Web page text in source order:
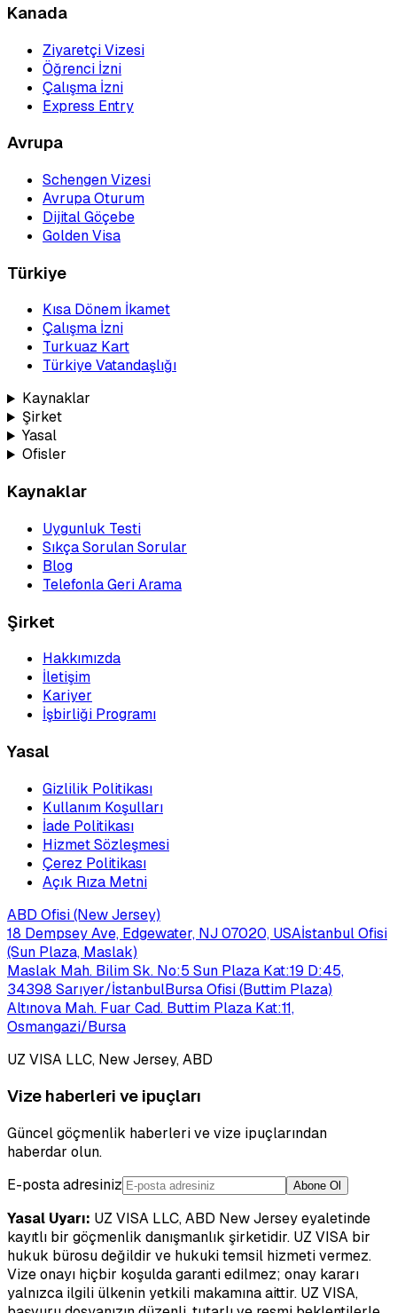
Kanada
Ziyaretçi Vizesi
Öğrenci İzni
Çalışma İzni
Express Entry
Avrupa
Schengen Vizesi
Avrupa Oturum
Dijital Göçebe
Golden Visa
Türkiye
Kısa Dönem İkamet
Çalışma İzni
Turkuaz Kart
Türkiye Vatandaşlığı
Kaynaklar
Şirket
Yasal
Ofisler
Kaynaklar
Uygunluk Testi
Sıkça Sorulan Sorular
Blog
Telefonla Geri Arama
Şirket
Hakkımızda
İletişim
Kariyer
İşbirliği Programı
Yasal
Gizlilik Politikası
Kullanım Koşulları
İade Politikası
Hizmet Sözleşmesi
Çerez Politikası
Açık Rıza Metni
ABD Ofisi (New Jersey)
18 Dempsey Ave, Edgewater, NJ 07020, USAİstanbul Ofisi
(Sun Plaza, Maslak)
Maslak Mah. Bilim Sk. No:5 Sun Plaza Kat:19 D:45,
34398 Sarıyer/İstanbulBursa Ofisi (Buttim Plaza)
Altınova Mah. Fuar Cad. Buttim Plaza Kat:11,
Osmangazi/Bursa
UZ VISA LLC, New Jersey, ABD
Vize haberleri ve ipuçları
Güncel göçmenlik haberleri ve vize ipuçlarından
haberdar olun.
E-posta adresiniz
Abone Ol
Yasal Uyarı: UZ VISA LLC, ABD New Jersey eyaletinde
kayıtlı bir göçmenlik danışmanlık şirketidir. UZ VISA bir
hukuk bürosu değildir ve hukuki temsil hizmeti vermez.
Vize onayı hiçbir koşulda garanti edilmez; onay kararı
yalnızca ilgili ülkenin yetkili makamına aittir. UZ VISA,